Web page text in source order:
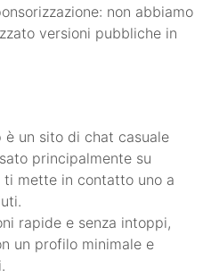
non abbiamo
versioni pubbliche in
è un sito di chat casuale
principalmente su
mette in contatto uno a
rapide e senza intoppi,
un profilo minimale e